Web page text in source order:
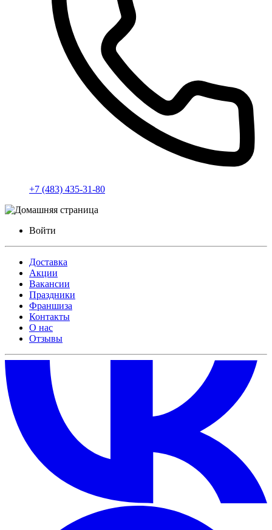
+7 (483) 435-31-80
Войти
Доставка
Акции
Вакансии
Праздники
Франшиза
Контакты
О нас
Отзывы